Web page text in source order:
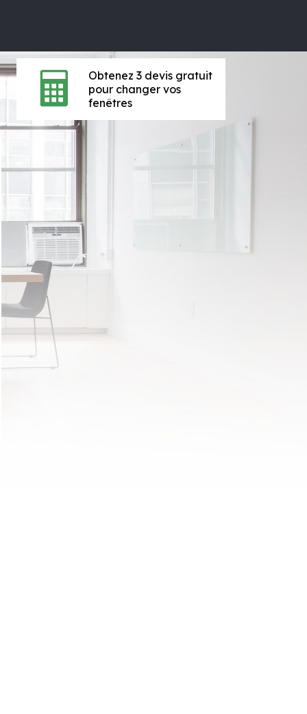
Obtenez 3 devis gratuit
pour changer vos
fenêtres